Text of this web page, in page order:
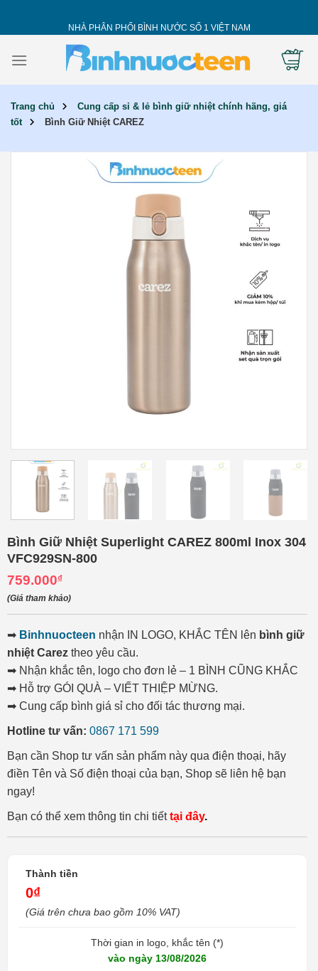
NHÀ PHÂN PHỐI BÌNH NƯỚC SỐ 1 VIỆT NAM
Trang chủ
Cung cấp sỉ & lẻ bình giữ nhiệt chính hãng, giá
tốt
Bình Giữ Nhiệt CAREZ
Bình Giữ Nhiệt Superlight CAREZ 800ml Inox 304
VFC929SN-800
759.000₫
(Giá tham khảo)
➡ Binhnuocteen nhận IN LOGO, KHẮC TÊN lên bình giữ
nhiệt Carez theo yêu cầu.
➡ Nhận khắc tên, logo cho đơn lẻ – 1 BÌNH CŨNG KHẮC
➡ Hỗ trợ GÓI QUÀ – VIẾT THIỆP MỪNG.
➡ Cung cấp bình giá sỉ cho đối tác thương mại.
Hotline tư vấn: 0867 171 599
Bạn cần Shop tư vấn sản phẩm này qua điện thoại, hãy
điền Tên và Số điện thoại của bạn, Shop sẽ liên hệ bạn
ngay!
Bạn có thể xem thông tin chi tiếttại đây.
Thời gian in logo, khắc tên (*)
vào ngày 13/08/2026
Thành tiền
0₫
(Giá trên chưa bao gồm 10% VAT)